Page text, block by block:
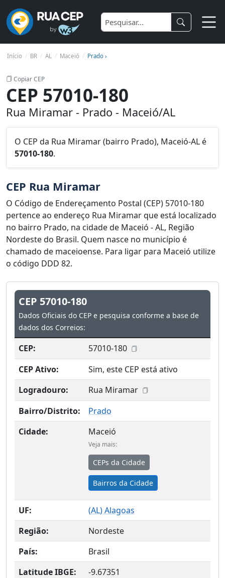
Início BR AL Maceió Prado ›
Copiar CEP
CEP 57010-180
Rua Miramar - Prado - Maceió/AL
O CEP da Rua Miramar (bairro Prado), Maceió-AL é
57010-180.
CEP Rua Miramar
O Código de Endereçamento Postal (CEP) 57010-180
pertence ao endereço Rua Miramar que está localizado
no bairro Prado, na cidade de Maceió - AL, Região
Nordeste do Brasil. Quem nasce no município é
chamado de maceioense. Para ligar para Maceió utilize
o código DDD 82.
CEP 57010-180
Dados Oficiais do CEP e pesquisa conforme a base de
dados dos Correios:
CEP:
57010-180
CEP Ativo:
Sim, este CEP está ativo
Logradouro:
Rua Miramar
Bairro/Distrito:
Prado
Cidade:
Maceió
Veja mais:
CEPs da Cidade
Bairros da Cidade
UF: (AL) Alagoas
Região:
Nordeste
País:
Brasil
Latitude IBGE:
-9.67351